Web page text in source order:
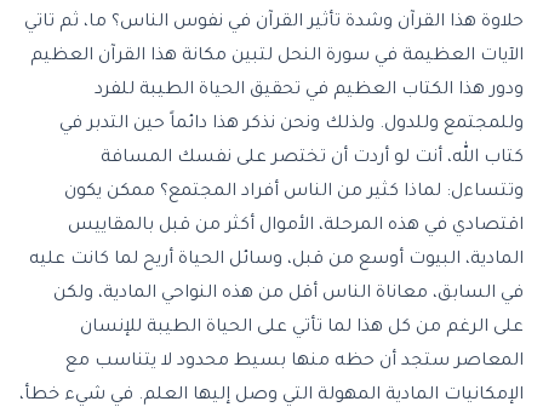
حلاوة هذا القرآن وشدة تأثير القرآن في نفوس الناس؟ ما، ثم تاتي
الآيات العظيمة في سورة النحل لتبين مكانة هذا القرآن العظيم
ودور هذا الكتاب العظيم في تحقيق الحياة الطيبة للفرد
وللمجتمع وللدول. ولذلك ونحن نذكر هذا دائماً حين التدبر في
كتاب الله، أنت لو أردت أن تختصر على نفسك المسافة
وتتساءل: لماذا كثير من الناس أفراد المجتمع؟ ممكن يكون
اقتصادي في هذه المرحلة، الأموال أكثر من قبل بالمقاييس
المادية، البيوت أوسع من قبل، وسائل الحياة أريح لما كانت عليه
في السابق، معاناة الناس أقل من هذه النواحي المادية، ولكن
على الرغم من كل هذا لما تأتي على الحياة الطيبة للإنسان
المعاصر ستجد أن حظه منها بسيط محدود لا يتناسب مع
الإمكانيات المادية المهولة التي وصل إليها العلم. في شيء خطأ،